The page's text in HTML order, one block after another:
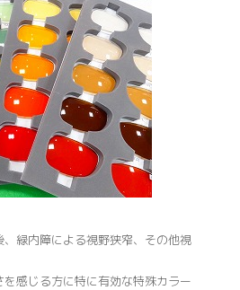
緑内障による視野狭窄、その他視
感じる方に特に有効な特殊カラー